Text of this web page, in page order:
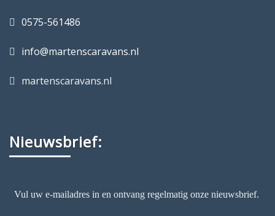
0575-561486
info@martenscaravans.nl
martenscaravans.nl
Nieuwsbrief: